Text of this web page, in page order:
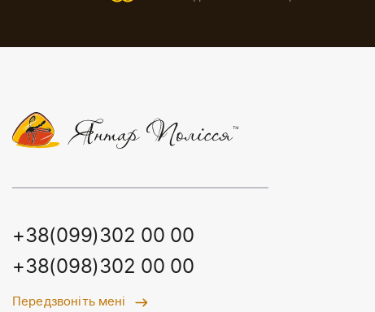
+38(099)302 00 00
+38(098)302 00 00
Передзвоніть мені